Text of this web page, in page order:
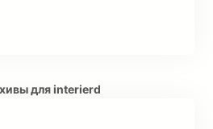
для interierd